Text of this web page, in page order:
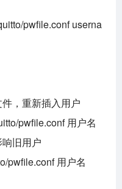
pwfile.conf userna
，重新插入用户
pwfile.conf 用户名
旧用户
pwfile.conf 用户名